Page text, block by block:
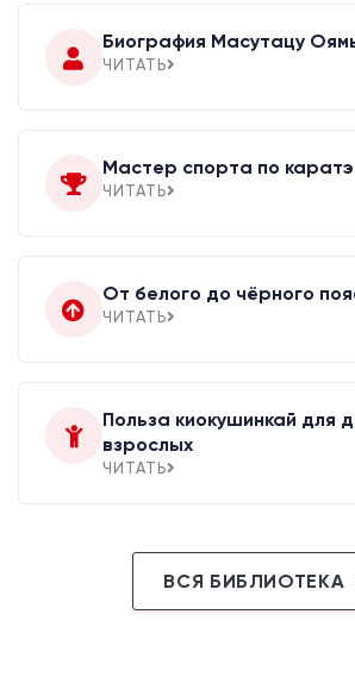
Биография Масутацу
ЧИТАТЬ
Мастер спорта по каратэ
ЧИТАТЬ
От белого до чёрного
ЧИТАТЬ
Польза киокушинкай для
взрослых
ЧИТАТЬ
ВСЯ БИБЛИОТЕКА